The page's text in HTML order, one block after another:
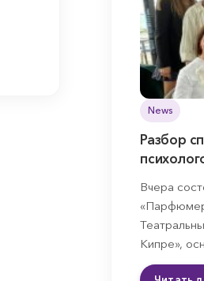
News
Разбор
Вчера
Кипре»,